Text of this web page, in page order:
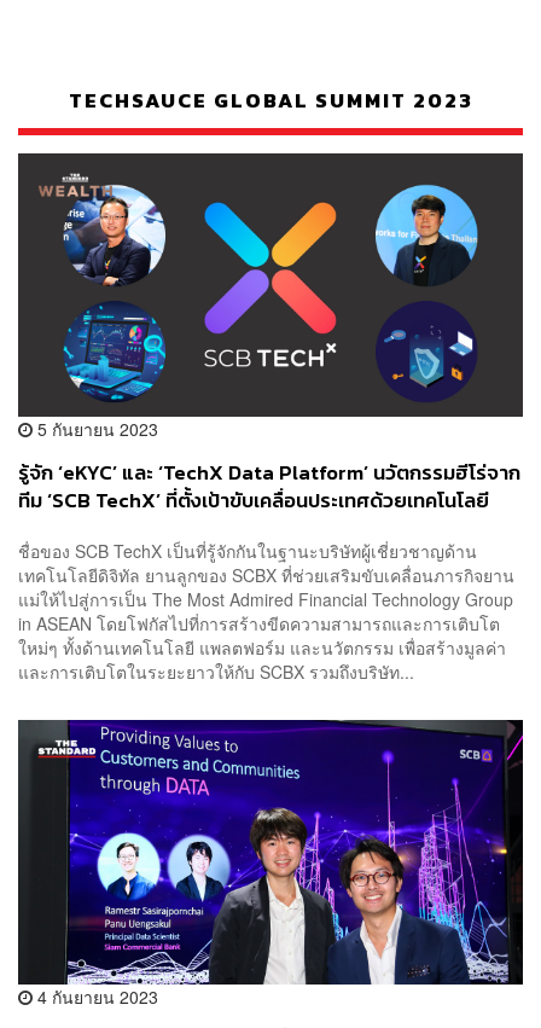
TECHSAUCE GLOBAL SUMMIT 2023
5 กันยายน 2023
รู้จัก ‘eKYC’ และ ‘TechX Data Platform’ นวัตกรรมฮีโร่จาก
ทีม ‘SCB TechX’ ที่ตั้งเป้าขับเคลื่อนประเทศด้วยเทคโนโลยี
ชื่อของ SCB TechX เป็นที่รู้จักกันในฐานะบริษัทผู้เชี่ยวชาญด้าน
เทคโนโลยีดิจิทัล ยานลูกของ SCBX ที่ช่วยเสริมขับเคลื่อนภารกิจยาน
แม่ให้ไปสู่การเป็น The Most Admired Financial Technology Group
in ASEAN โดยโฟกัสไปที่การสร้างขีดความสามารถและการเติบโต
ใหม่ๆ ทั้งด้านเทคโนโลยี แพลตฟอร์ม และนวัตกรรม เพื่อสร้างมูลค่า
และการเติบโตในระยะยาวให้กับ SCBX รวมถึงบริษัท...
4 กันยายน 2023